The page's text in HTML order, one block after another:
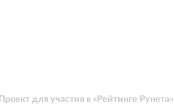
Проект для участия в «Рейтинге Рунета»